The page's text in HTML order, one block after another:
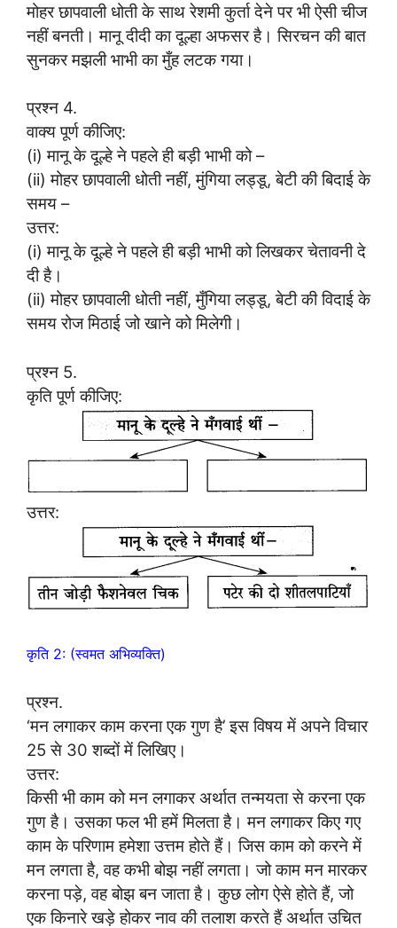
मोहर छापवाली धोती के साथ रेशमी कुर्ता देने पर भी ऐसी चीज
नहीं बनती। मानू दीदी का दूल्हा अफसर है। सिरचन की बात
सुनकर मझली भाभी का मुँह लटक गया।
प्रश्न 4.
वाक्य पूर्ण कीजिए:
(i) मानू के दूल्हे ने पहले ही बड़ी भाभी को –
(ii) मोहर छापवाली धोती नहीं, मुंगिया लड्डू, बेटी की बिदाई के
समय –
उत्तर:
(i) मानू के दूल्हे ने पहले ही बड़ी भाभी को लिखकर चेतावनी दे
दी है।
(ii) मोहर छापवाली धोती नहीं, मुँगिया लड्डू, बेटी की विदाई के
समय रोज मिठाई जो खाने को मिलेगी।
प्रश्न 5.
कृति पूर्ण कीजिए:
उत्तर:
कृति 2: (स्वमत अभिव्यक्ति)
प्रश्न.
‘मन लगाकर काम करना एक गुण है’ इस विषय में अपने विचार
25 से 30 शब्दों में लिखिए।
उत्तर:
किसी भी काम को मन लगाकर अर्थात तन्मयता से करना एक
गुण है। उसका फल भी हमें मिलता है। मन लगाकर किए गए
काम के परिणाम हमेशा उत्तम होते हैं। जिस काम को करने में
मन लगता है, वह कभी बोझ नहीं लगता। जो काम मन मारकर
करना पड़े, वह बोझ बन जाता है। कुछ लोग ऐसे होते हैं, जो
एक किनारे खड़े होकर नाव की तलाश करते हैं अर्थात उचित